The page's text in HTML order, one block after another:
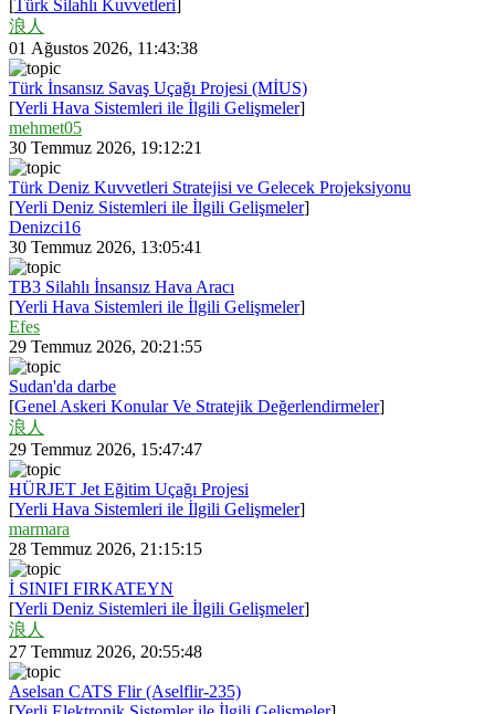
Türk Silahlı Kuvvetleri
浪人
01 Ağustos 2026, 11:43:38
Türk İnsansız Savaş Uçağı Projesi (MİUS)
[Yerli Hava Sistemleri ile İlgili Gelişmeler]
mehmet05
30 Temmuz 2026, 19:12:21
Türk Deniz Kuvvetleri Stratejisi ve Gelecek Projeksiyonu
[Yerli Deniz Sistemleri ile İlgili Gelişmeler]
Denizci16
30 Temmuz 2026, 13:05:41
TB3 Silahlı İnsansız Hava Aracı
[Yerli Hava Sistemleri ile İlgili Gelişmeler]
Efes
29 Temmuz 2026, 20:21:55
Sudan'da darbe
[Genel Askeri Konular Ve Stratejik Değerlendirmeler]
浪人
29 Temmuz 2026, 15:47:47
HÜRJET Jet Eğitim Uçağı Projesi
[Yerli Hava Sistemleri ile İlgili Gelişmeler]
marmara
28 Temmuz 2026, 21:15:15
İ SINIFI FIRKATEYN
[Yerli Deniz Sistemleri ile İlgili Gelişmeler]
浪人
27 Temmuz 2026, 20:55:48
Aselsan CATS Flir (Aselflir-235)